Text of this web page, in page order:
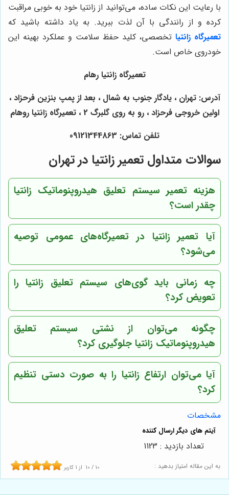
با رعایت این نکات ساده، می‌توانید از زانتیا خود به خوبی مراقبت
کرده و از رانندگی با آن لذت ببرید. به یاد داشته باشید که
تعمیرگاه زانتیاتخصصی، کلید حفظ سلامت و عملکرد بهینه این
خودروی خاص است.
تعمیرگاه زانتیا رهام
آدرس: تهران ، یادگار جنوب به شمال ، بعد از پمپ بنزین فرحزاد ،
اولین خروجی فرحزاد ، رو به روی گلبرگ 2 ، تعمیرگاه زانتیا روهام
تلفن تماس: 09121344863
سوالات متداول تعمیر زانتیا در تهران
هزینه تعمیر سیستم تعلیق هیدروپنوماتیک زانتیا
چقدر است؟
آیا تعمیر زانتیا در تعمیرگاه‌های عمومی توصیه
می‌شود؟
چه زمانی باید گوی‌های سیستم تعلیق زانتیا را
تعویض کرد؟
چگونه می‌توان از نشتی سیستم تعلیق
هیدروپنوماتیک زانتیا جلوگیری کرد؟
آیا می‌توان ارتفاع زانتیا را به صورت دستی تنظیم
کرد؟
مشخصات
به این مقاله امتیاز بدهید : 10 / 10 از 1 کاربر
تعداد بازدید : 1123